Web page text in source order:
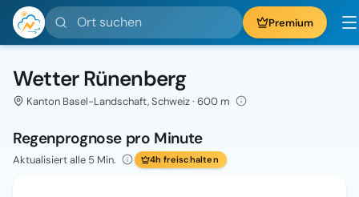
Ort suchen Premium
Wetter Rünenberg
Kanton Basel-Landschaft, Schweiz · 600 m
Regenprognose pro Minute
Aktualisiert alle 5 Min. 4h freischalten